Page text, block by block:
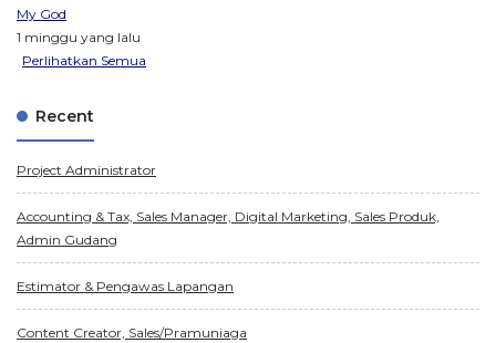
My God
1 minggu yang lalu
Perlihatkan Semua
Recent
Project Administrator
Accounting & Tax, Sales Manager, Digital Marketing, Sales Produk,
Admin Gudang
Estimator & Pengawas Lapangan
Content Creator, Sales/Pramuniaga